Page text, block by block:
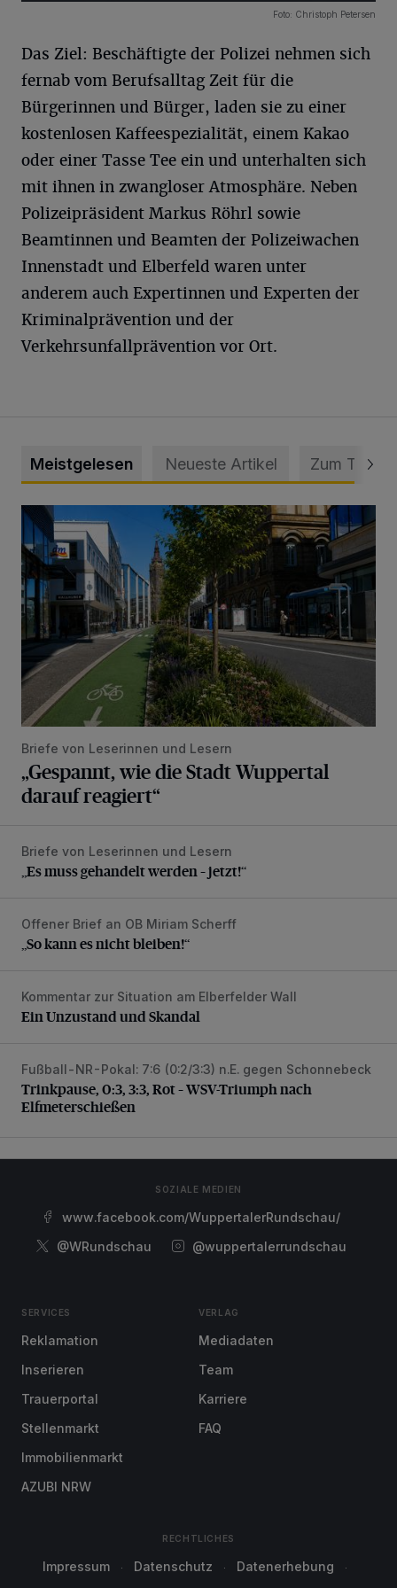
Foto: Christoph Petersen
Das Ziel: Beschäftigte der Polizei nehmen sich
fernab vom Berufsalltag Zeit für die
Bürgerinnen und Bürger, laden sie zu einer
kostenlosen Kaffeespezialität, einem Kakao
oder einer Tasse Tee ein und unterhalten sich
mit ihnen in zwangloser Atmosphäre. Neben
Polizeipräsident Markus Röhrl sowie
Beamtinnen und Beamten der Polizeiwachen
Innenstadt und Elberfeld waren unter
anderem auch Expertinnen und Experten der
Kriminalprävention und der
Verkehrsunfallprävention vor Ort.
Meistgelesen Neueste Artikel Zum Thema
„Gespannt, wie die Stadt Wuppertal darauf reagiert“
Briefe von Leserinnen und Lesern
„Gespannt, wie die Stadt Wuppertal
darauf reagiert“
„Es muss gehandelt werden – jetzt!“
Briefe von Leserinnen und Lesern
„Es muss gehandelt werden – jetzt!“
„So kann es nicht bleiben!“
Offener Brief an OB Miriam Scherff
„So kann es nicht bleiben!“
Ein Unzustand und Skandal
Kommentar zur Situation am Elberfelder Wall
Ein Unzustand und Skandal
Trinkpause, 0:3, 3:3, Rot – WSV-Triumph nach
Fußball-NR-Pokal: 7:6 (0:2/3:3) n.E. gegen Schonnebeck
Trinkpause, 0:3, 3:3, Rot – WSV-Triumph nach
Elfmeterschießen
SOZIALE MEDIEN
www.facebook.com/WuppertalerRundschau/
@WRundschau
@wuppertalerrundschau
SERVICES
Reklamation
Inserieren
Trauerportal
Stellenmarkt
Immobilienmarkt
AZUBI NRW
VERLAG
Mediadaten
Team
Karriere
FAQ
RECHTLICHES
Impressum Datenschutz Datenerhebung